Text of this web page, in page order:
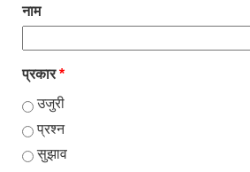
नाम
प्रकार*
उजुरी
प्रश्न
सुझाव